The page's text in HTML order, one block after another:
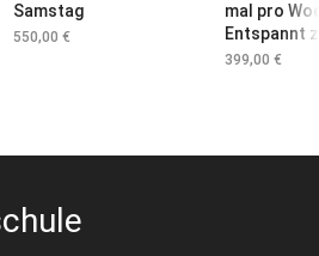
Samstag
550,00€
mal pro
Entspannt
399,00€